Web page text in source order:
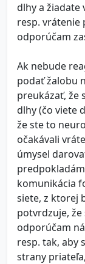
dlhy a žiadate
resp. vrátenie
odporúčam
Ak nebude
podať žalobu
preukázať, že
dlhy (čo viete
že ste to
očakávali
úmysel
komunikácia
siete, z ktorej
potvrdzuje,
odporúčam
resp. tak, aby
strany